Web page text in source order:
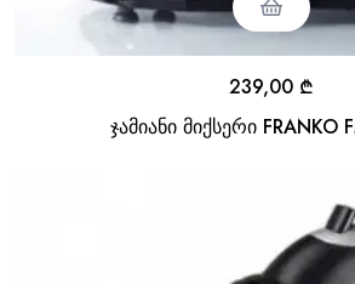
ჯამიანი მიქსერი FRANKO
239,00 ₾